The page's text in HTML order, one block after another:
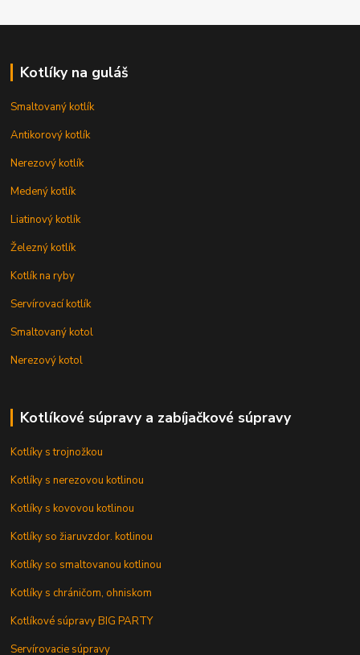
Kotlíky na guláš
Smaltovaný kotlík
Antikorový kotlík
Nerezový kotlík
Medený kotlík
Liatinový kotlík
Železný kotlík
Kotlík na ryby
Servírovací kotlík
Smaltovaný kotol
Nerezový kotol
Kotlíkové súpravy a zabíjačkové súpravy
Kotlíky s trojnožkou
Kotlíky s nerezovou kotlinou
Kotlíky s kovovou kotlinou
Kotlíky so žiaruvzdor. kotlinou
Kotlíky so smaltovanou kotlinou
Kotlíky s chráničom, ohniskom
Kotlíkové súpravy BIG PARTY
Servírovacie súpravy